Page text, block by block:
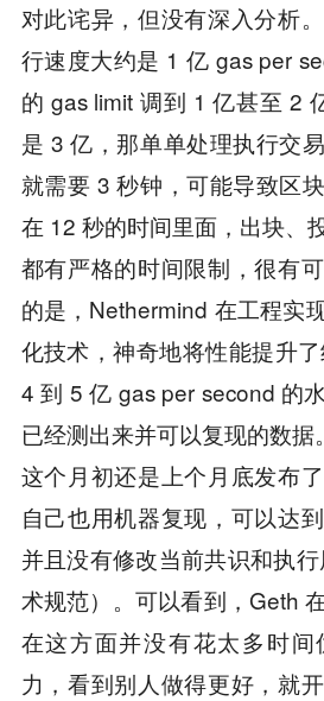
对此诧异，但没有深入分析
行速度大约是 1 亿 gas per
的 gas limit 调到 1 亿甚至 2
是 3 亿，那单单处理执行交
就需要 3 秒钟，可能导致区
在 12 秒的时间里面，出块、
都有严格的时间限制，很有
的是，Nethermind 在工程实
化技术，神奇地将性能提升
4 到 5 亿 gas per second 的
已经测出来并可以复现的数
这个月初还是上个月底发布
自己也用机器复现，可以达
并且没有修改当前共识和执
术规范）。可以看到，Geth
在这方面并没有花太多时
力，看到别人做得更好，就